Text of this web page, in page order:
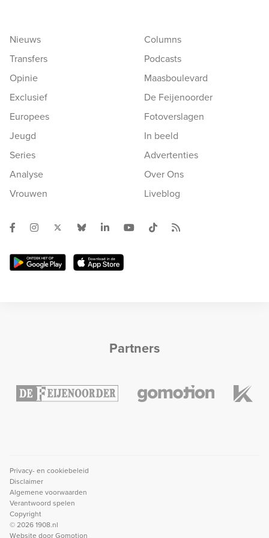
Nieuws
Transfers
Opinie
Exclusief
Europees
Jeugd
Series
Analyse
Vrouwen
Columns
Podcasts
Maasboulevard
De Feijenoorder
Fotoverslagen
In beeld
Advertenties
Over Ons
Liveblog
Partners
Privacy- en cookiebeleid
Disclaimer
Algemene voorwaarden
Verantwoord spelen
Copyright
© 2026 1908.nl
Website doorGomotion